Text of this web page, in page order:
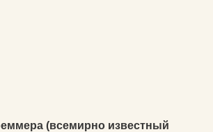
(всемирно известный